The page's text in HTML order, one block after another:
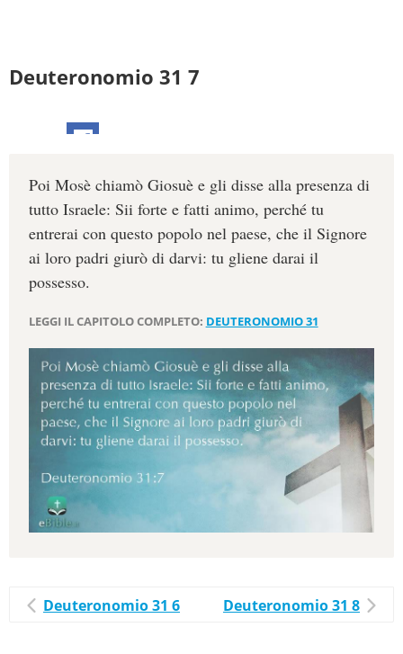
Deuteronomio 31 7
Poi Mosè chiamò Giosuè e gli disse alla presenza di
tutto Israele: Sii forte e fatti animo, perché tu
entrerai con questo popolo nel paese, che il Signore
ai loro padri giurò di darvi: tu gliene darai il
possesso.
LEGGI IL CAPITOLO COMPLETO: DEUTERONOMIO 31
Deuteronomio 31 6 Deuteronomio 31 8